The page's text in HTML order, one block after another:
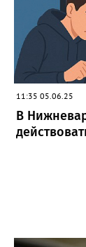
11:35 05.06.25
В